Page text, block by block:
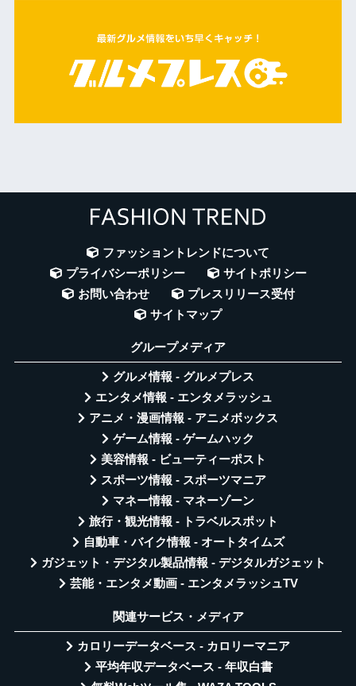
ファッショントレンドについて
プライバシーポリシー
サイトポリシー
お問い合わせ
プレスリリース受付
サイトマップ
グループメディア
グルメ情報 - グルメプレス
エンタメ情報 - エンタメラッシュ
アニメ・漫画情報 - アニメボックス
ゲーム情報 - ゲームハック
美容情報 - ビューティーポスト
スポーツ情報 - スポーツマニア
マネー情報 - マネーゾーン
旅行・観光情報 - トラベルスポット
自動車・バイク情報 - オートタイムズ
ガジェット・デジタル製品情報 - デジタルガジェット
芸能・エンタメ動画 - エンタメラッシュTV
関連サービス・メディア
カロリーデータベース - カロリーマニア
平均年収データベース - 年収白書